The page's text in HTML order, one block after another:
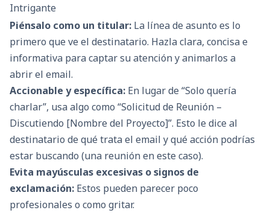
Intrigante
Piénsalo como un titular: La línea de asunto es lo
primero que ve el destinatario. Hazla clara, concisa e
informativa para captar su atención y animarlos a
abrir el email.
Accionable y específica: En lugar de “Solo quería
charlar”, usa algo como “Solicitud de Reunión –
Discutiendo [Nombre del Proyecto]”. Esto le dice al
destinatario de qué trata el email y qué acción podrías
estar buscando (una reunión en este caso).
Evita mayúsculas excesivas o signos de
exclamación: Estos pueden parecer poco
profesionales o como gritar.